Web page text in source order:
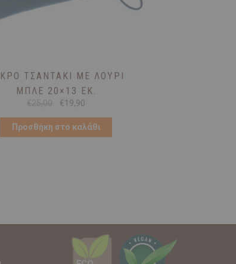
ΤΣΑΝΤΆΚΙ ΜΕ ΛΟΥΡΊ
ΜΠΛΕ 20×13 ΕΚ.
€25,00
Original
€25,00.
€19,90Η
τιμή
είναι:
Προσθήκη στο καλάθι